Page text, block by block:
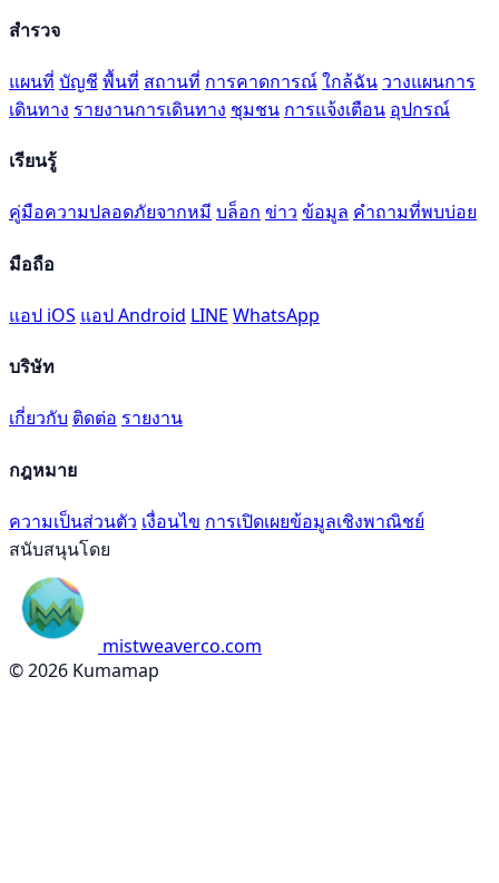
สำรวจ
แผนที่ บัญชี พื้นที่ สถานที่ การคาดการณ์ใกล้ฉัน วางแผนการ
เดินทาง รายงานการเดินทาง ชุมชน การแจ้งเตือน อุปกรณ์
เรียนรู้
คู่มือความปลอดภัยจากหมี บล็อก ข่าว ข้อมูล คำถามที่พบบ่อย
มือถือ
แอป iOS แอป Android LINE WhatsApp
บริษัท
เกี่ยวกับ ติดต่อ รายงาน
กฎหมาย
ความเป็นส่วนตัว เงื่อนไข การเปิดเผยข้อมูลเชิงพาณิชย์
สนับสนุนโดย
mistweaverco.com
© 2026 Kumamap